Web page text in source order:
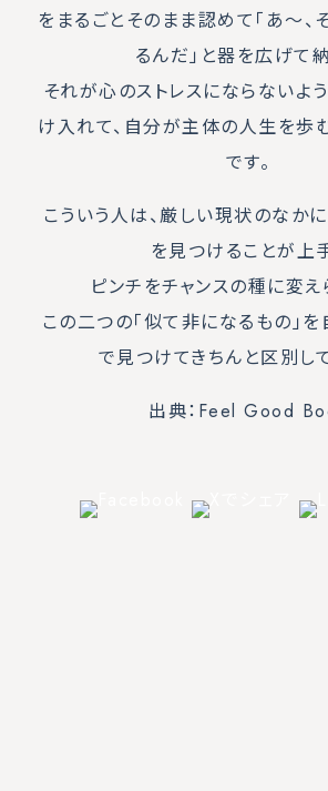
をまるごとそのまま認めて「あ〜、
るんだ」と器を広げて
それが心のストレスにならないよ
け入れて、自分が主体の人生を歩
です。
こういう人は、厳しい現状のなか
を見つけることが上
ピンチをチャンスの種に変え
この二つの「似て非になるもの」
で見つけてきちんと区別し
出典：Feel Good